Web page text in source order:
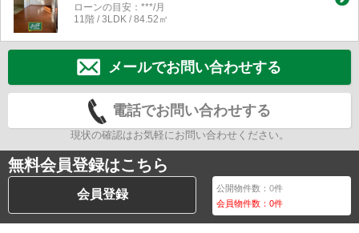
ローンの目安：***/月
11階 / 3LDK / 84.52㎡
メールでお問い合わせする
電話でお問い合わせする
現状の確認はお気軽にお問い合わせください。
無料会員登録はこちら
会員登録 公開物件数：0件
会員物件数：0件